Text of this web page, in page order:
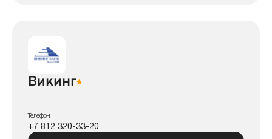
Викинг
Телефон
+7 812 320-33-20